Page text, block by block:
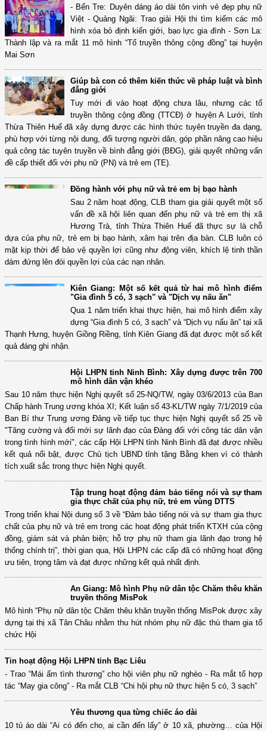
- Bến Tre: Duyên dáng áo dài tôn vinh vẻ đẹp phụ nữ
Việt - Quảng Ngãi: Trao giải Hội thi tìm kiếm các mô
hình xóa bỏ định kiến giới, bạo lực gia đình - Sơn La:
Thành lập và ra mắt 11 mô hình “Tổ truyền thông cộng đồng” tại huyện
Mai Sơn
Giúp bà con có thêm kiến thức về pháp luật và bình
đẳng giới
Tuy mới đi vào hoạt động chưa lâu, nhưng các tổ
truyền thông cộng đồng (TTCĐ) ở huyện A Lưới, tỉnh
Thừa Thiên Huế đã xây dựng được các hình thức tuyên truyền đa dạng,
phù hợp với từng nội dung, đối tượng người dân, góp phần nâng cao hiệu
quả công tác tuyên truyền về bình đẳng giới (BĐG), giải quyết những vấn
đề cấp thiết đối với phụ nữ (PN) và trẻ em (TE).
Đồng hành với phụ nữ và trẻ em bị bạo hành
Sau 2 năm hoạt động, CLB tham gia giải quyết một số
vấn đề xã hội liên quan đến phụ nữ và trẻ em thị xã
Hương Trà, tỉnh Thừa Thiên Huế đã thực sự là chỗ
dựa của phụ nữ, trẻ em bị bạo hành, xâm hại trên địa bàn. CLB luôn có
mặt kịp thời để bảo vệ quyền lợi cũng như động viên, khích lệ tinh thần
dám đứng lên đòi quyền lợi của các nạn nhân.
Kiên Giang: Một số kết quả từ hai mô hình điểm
"Gia đình 5 có, 3 sạch" và "Dịch vụ nấu ăn"
Qua 1 năm triển khai thực hiện, hai mô hình điểm xây
dựng “Gia đình 5 có, 3 sạch” và “Dịch vụ nấu ăn” tại xã
Thạnh Hưng, huyện Giồng Riềng, tỉnh Kiên Giang đã đạt được một số kết
quả đáng ghi nhận.
Hội LHPN tỉnh Ninh Bình: Xây dựng được trên 700
mô hình dân vận khéo
Sau 10 năm thực hiện Nghị quyết số 25-NQ/TW, ngày
03/6/2013 của Ban Chấp hành Trung ương khóa XI;
Kết luận số 43-KL/TW ngày 7/1/2019 của Ban Bí thư Trung ương Đảng về
tiếp tục thực hiện Nghị quyết số 25 về "Tăng cường và đổi mới sự lãnh
đạo của Đảng đối với công tác dân vận trong tình hình mới", các cấp Hội
LHPN tỉnh Ninh Bình đã đạt được nhiều kết quả nổi bật, được Chủ tịch
UBND tỉnh tặng Bằng khen vì có thành tích xuất sắc trong thực hiện Nghị
Tập trung hoạt động đảm bảo tiếng nói và sự tham
gia thực chất của phụ nữ, trẻ em vùng DTTS
Trong triển khai Nội dung số 3 về “Đảm bảo tiếng nói
và sự tham gia thực chất của phụ nữ và trẻ em trong
các hoạt động phát triển KTXH của cộng đồng, giám sát và phản biện; hỗ
trợ phụ nữ tham gia lãnh đạo trong hệ thống chính trị”, thời gian qua, Hội
những kết quả nhất định.
An Giang: Mô hình Phụ nữ dân tộc Chăm thêu khăn
truyền thống MisPok
hút nhóm phụ nữ đặc thù tham gia tổ chức Hội
Tin hoạt động Hội LHPN tỉnh Bạc Liêu
tác “May gia công” - Ra mắt CLB “Chi hội phụ nữ thực hiện 5 có, 3 sạch”